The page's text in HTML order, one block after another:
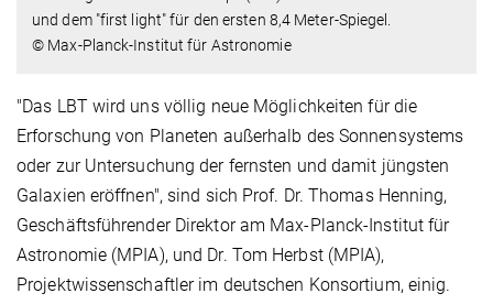
und dem "first light" für den ersten 8,4 Meter-Spiegel.
© Max-Planck-Institut für Astronomie
"Das LBT wird uns völlig neue Möglichkeiten für die
Erforschung von Planeten außerhalb des Sonnensystems
oder zur Untersuchung der fernsten und damit jüngsten
Galaxien eröffnen", sind sich Prof. Dr. Thomas Henning,
Geschäftsführender Direktor am Max-Planck-Institut für
Astronomie (MPIA), und Dr. Tom Herbst (MPIA),
Projektwissenschaftler im deutschen Konsortium, einig.